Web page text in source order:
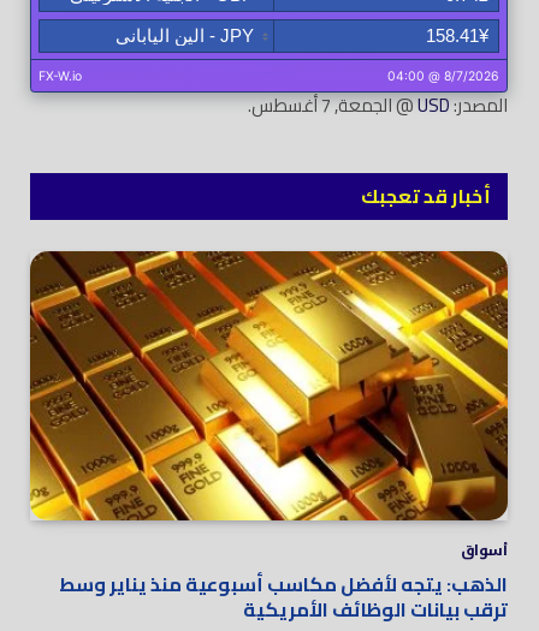
المصدر:USD@ الجمعة, 7 أغسطس.
أخبار قد تعجبك
أسواق
الذهب: يتجه لأفضل مكاسب أسبوعية منذ يناير وسط
ترقب بيانات الوظائف الأمريكية